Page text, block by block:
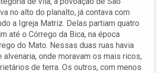
no alto do planalto, já contava com
a Igreja Matriz. Delas partiam quatro
até o Córrego da Bica, na época
do Mato. Nessas duas ruas havia
alvenaria, onde moravam os mais ricos,
de terra. Os outros, com menos